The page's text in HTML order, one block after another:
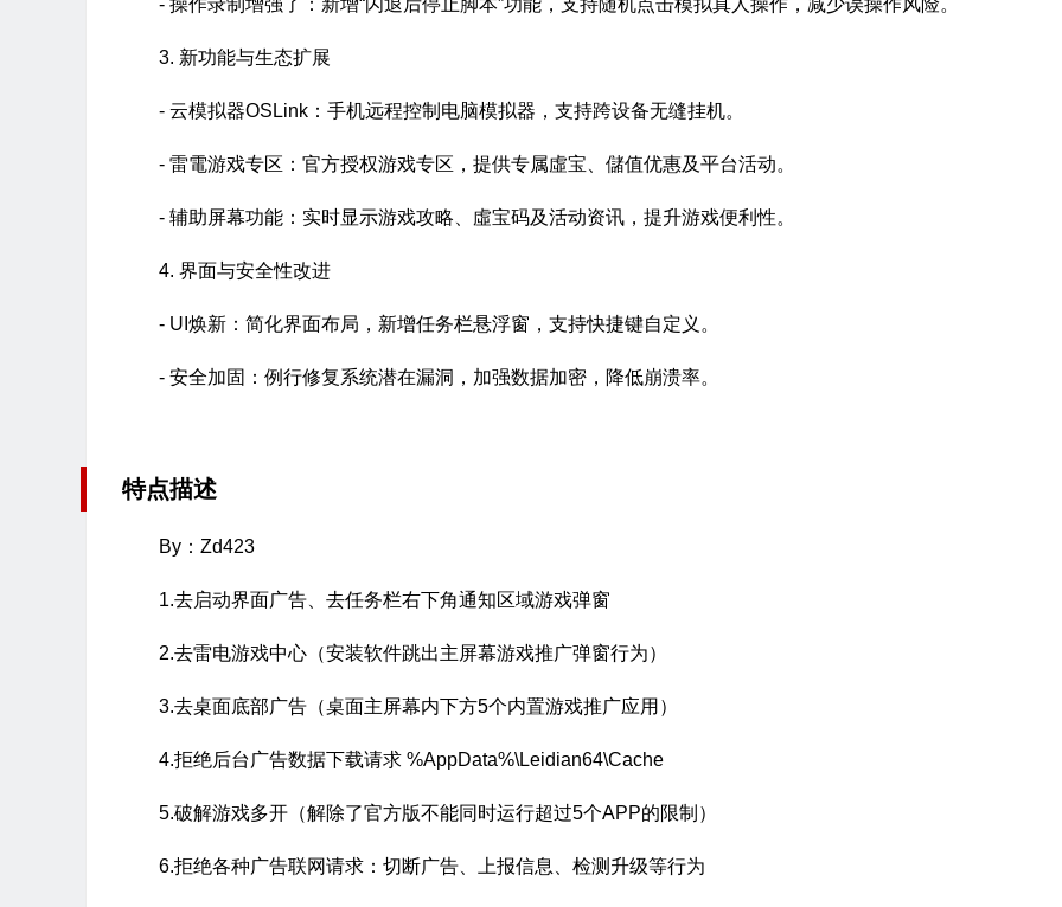
- 操作录制增强了：新增“闪退后停止脚本”功能，支持随机点击模拟真人操作，减少误操作风险。
3. 新功能与生态扩展
- 云模拟器OSLink：手机远程控制电脑模拟器，支持跨设备无缝挂机。
- 雷電游戏专区：官方授权游戏专区，提供专属虛宝、儲值优惠及平台活动。
- 辅助屏幕功能：实时显示游戏攻略、虛宝码及活动资讯，提升游戏便利性。
4. 界面与安全性改进
- UI焕新：简化界面布局，新增任务栏悬浮窗，支持快捷键自定义。
- 安全加固：例行修复系统潜在漏洞，加强数据加密，降低崩溃率。
特点描述
By：Zd423
1.去启动界面广告、去任务栏右下角通知区域游戏弹窗
2.去雷电游戏中心（安装软件跳出主屏幕游戏推广弹窗行为）
3.去桌面底部广告（桌面主屏幕内下方5个内置游戏推广应用）
4.拒绝后台广告数据下载请求 %AppData%\Leidian64\Cache
5.破解游戏多开（解除了官方版不能同时运行超过5个APP的限制）
6.拒绝各种广告联网请求：切断广告、上报信息、检测升级等行为